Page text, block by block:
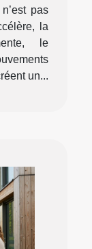
pas
la
le
un...